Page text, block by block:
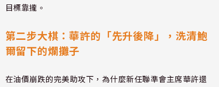
目標靠攏。
第二步大棋：華許的「先升後降」，洗清鮑
爾留下的爛攤子
在油價崩跌的完美助攻下，為什麼新任聯準會主席華許還